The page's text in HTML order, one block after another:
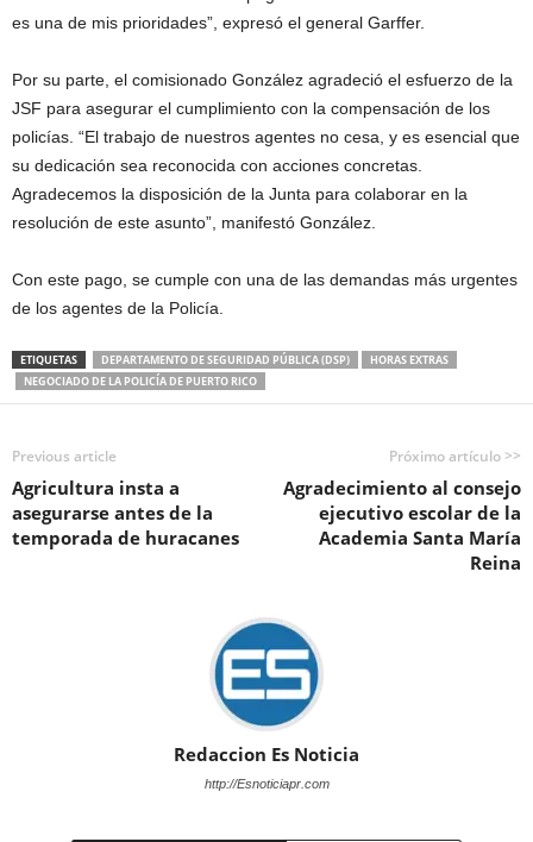
es una de mis prioridades”, expresó el general Garffer.
Por su parte, el comisionado González agradeció el esfuerzo de la
JSF para asegurar el cumplimiento con la compensación de los
policías. “El trabajo de nuestros agentes no cesa, y es esencial que
su dedicación sea reconocida con acciones concretas.
Agradecemos la disposición de la Junta para colaborar en la
resolución de este asunto”, manifestó González.
Con este pago, se cumple con una de las demandas más urgentes
de los agentes de la Policía.
ETIQUETAS DEPARTAMENTO DE SEGURIDAD PÚBLICA (DSP)
HORAS EXTRAS
NEGOCIADO DE LA POLICÍA DE PUERTO RICO
Previous article
Agricultura insta a
asegurarse antes de la
temporada de huracanes
Próximo artículo >>
Agradecimiento al consejo
ejecutivo escolar de la
Academia Santa María
Reina
Redaccion Es Noticia
http://Esnoticiapr.com